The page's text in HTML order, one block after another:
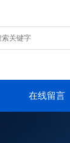
在线留言